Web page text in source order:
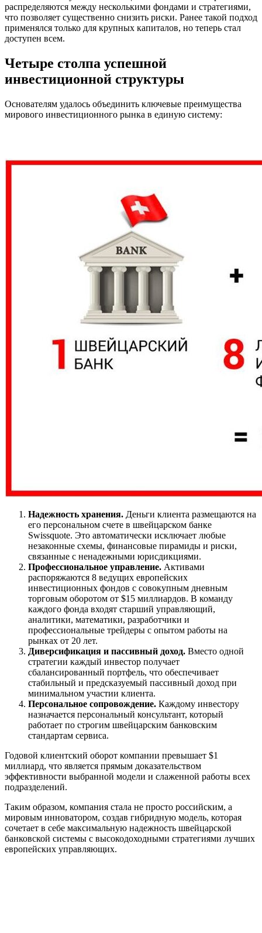
распределяются между несколькими фондами и стратегиями,
что позволяет существенно снизить риски. Ранее такой подход
применялся только для крупных капиталов, но теперь стал
доступен всем.
Четыре столпа успешной
инвестиционной структуры
Основателям удалось объединить ключевые преимущества
мирового инвестиционного рынка в единую систему:
Надежность хранения. Деньги клиента размещаются на
его персональном счете в швейцарском банке
Swissquote. Это автоматически исключает любые
незаконные схемы, финансовые пирамиды и риски,
связанные с ненадежными юрисдикциями.
Профессиональное управление. Активами
распоряжаются 8 ведущих европейских
инвестиционных фондов с совокупным дневным
торговым оборотом от $15 миллиардов. В команду
каждого фонда входят старший управляющий,
аналитики, математики, разработчики и
профессиональные трейдеры с опытом работы на
рынках от 20 лет.
Диверсификация и пассивный доход. Вместо одной
стратегии каждый инвестор получает
сбалансированный портфель, что обеспечивает
стабильный и предсказуемый пассивный доход при
минимальном участии клиента.
Персональное сопровождение. Каждому инвестору
назначается персональный консультант, который
работает по строгим швейцарским банковским
стандартам сервиса.
Годовой клиентский оборот компании превышает $1
миллиард, что является прямым доказательством
эффективности выбранной модели и слаженной работы всех
подразделений.
Таким образом, компания стала не просто российским, а
мировым инноватором, создав гибридную модель, которая
сочетает в себе максимальную надежность швейцарской
банковской системы с высокодоходными стратегиями лучших
европейских управляющих.